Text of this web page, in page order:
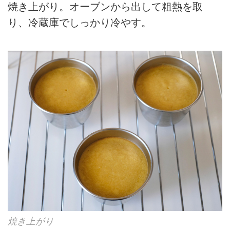
焼き上がり。オーブンから出して粗熱を取
り、冷蔵庫でしっかり冷やす。
焼き上がり